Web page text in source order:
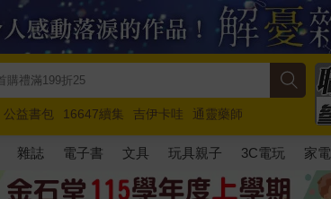
公益書包 16647續集 吉伊卡哇
通靈藥師
馬斯克 玩具總動員5 超慢跑
雜誌 電子書 文具 玩具親子 3C電玩 家電